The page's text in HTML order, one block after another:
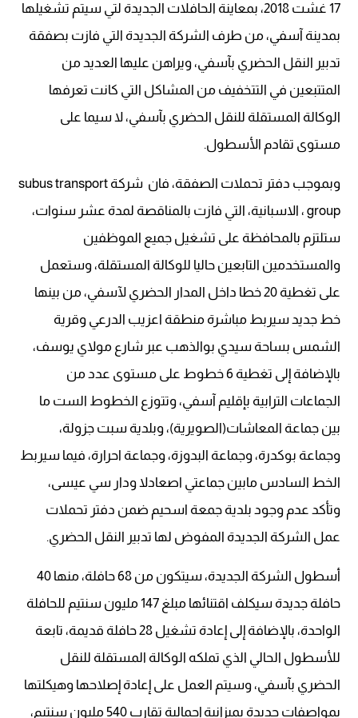
17 غشت 2018، بمعاينة الحافلات الجديدة لتي سيتم تشغيلها
بمدينة آسفي، من طرف الشركة الجديدة التي فازت بصفقة
تدبير النقل الحضري بآسفي، ويراهن عليها العديد من
المتتبعين في التتخفيف من المشاكل التي كانت تعرفها
الوكالة المستقلة للنقل الحضري بآسفي، لا سيما على
مستوى تقادم الأسطول.
وبموجب دفتر تحملات الصفقة، فان شركة subus transport
group ، الاسبانية، التي فازت بالمناقصة لمدة عشر سنوات،
ستلتزم بالمحافظة على تشغيل جميع الموظفين
والمستخدمين التابعين حاليا للوكالة المستقلة، وستعمل
على تغطية 20 خطا داخل المدار الحضري لآسفي، من بينها
خط جديد سيربط مباشرة منطقة اعزيب الدرعي وقرية
الشمس بساحة سيدي بوالذهب عبر شارع مولاي يوسف،
بالإضافة إلى تغطية 6 خطوط على مستوى عدد من
الجماعات الترابية بإقليم آسفي، وتتوزع الخطوط الست ما
بين جماعة المعاشات(الصويرية)، وبلدية سبت جزولة،
وجماعة بوكدرة، وجماعة البدوزة، وجماعة احرارة، فيما سيربط
الخط السادس مابين جماعتي اصعادلا ودار سي عيسى،
وتأكد عدم وجود بلدية جمعة اسحيم ضمن دفتر تحملات
عمل الشركة الجديدة المفوض لها تدبير النقل الحضري.
أسطول الشركة الجديدة، سيتكون من 68 حافلة، منها 40
حافلة جديدة سيكلف اقتنائها مبلغ 147 مليون سنتيم للحافلة
الواحدة، بالإضافة إلى إعادة تشغيل 28 حافلة قديمة، تابعة
للأسطول الحالي الذي تملكه الوكالة المستقلة للنقل
الحضري بآسفي، وسيتم العمل على إعادة إصلاحها وهيكلتها
بمواصفات جديدة بميزانية إجمالية تقارب 540 مليون سنتيم،